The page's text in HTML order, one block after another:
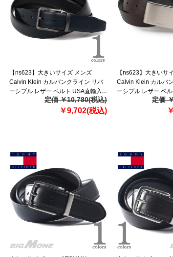
【ns623】大きいサイズ メンズ
Calvin Klein カルバンクライン リバ
ーシブル レザー ベルト USA直輸入
定価 ￥10,780(税込)
￥9,702(税込)
【ns623】大きいサ
Calvin Klein カルバ
ーシブル レザー ベ
定価